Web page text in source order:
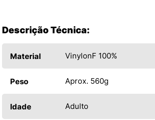
Descrição Técnica:
Material VinylonF 100%
Peso Aprox. 560g
Idade Adulto